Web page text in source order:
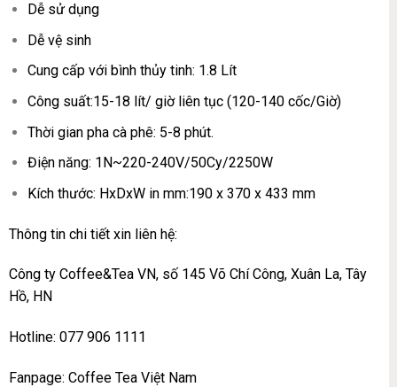
Dễ sử dụng
Dễ vệ sinh
Cung cấp với bình thủy tinh: 1.8 Lít
Công suất:15-18 lít/ giờ liên tục (120-140 cốc/Giờ)
Thời gian pha cà phê: 5-8 phút.
Điện năng: 1N~220-240V/50Cy/2250W
Kích thước: HxDxW in mm:190 x 370 x 433 mm
Thông tin chi tiết xin liên hệ:
Công ty Coffee&Tea VN, số 145 Võ Chí Công, Xuân La, Tây
Hồ, HN
Hotline: 077 906 1111
Fanpage: Coffee Tea Việt Nam